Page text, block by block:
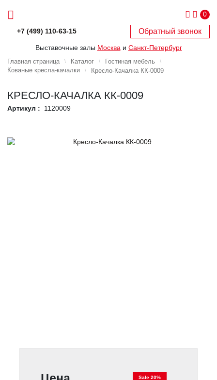
0
+7 (499) 110-63-15 Обратный звонок
Выставочные залы Москва и Санкт-Петербург
Главная страница Каталог
Гостиная мебель
Кованые кресла-качалки
Кресло-Качалка КК-0009
КРЕСЛО-КАЧАЛКА КК-0009
Артикул : 1120009
Sale 20%